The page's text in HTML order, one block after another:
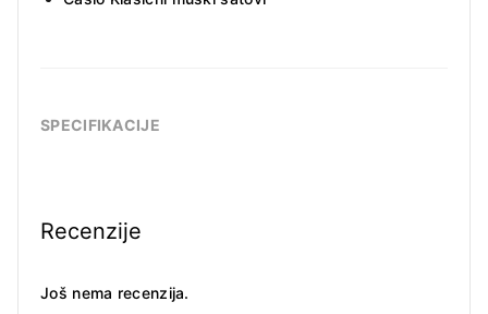
SPECIFIKACIJE
Recenzije
Još nema recenzija.